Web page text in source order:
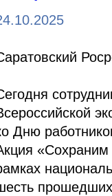
Дню
«Сохраним
прошедших